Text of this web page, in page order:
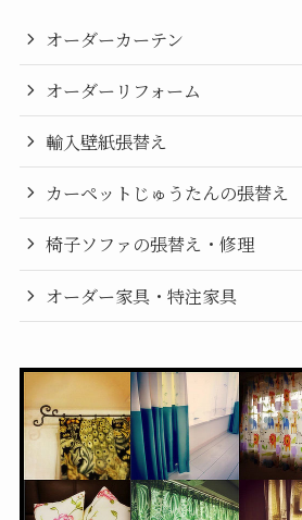
オーダーカーテン
オーダーリフォーム
輸入壁紙張替え
カーペットじゅうたんの張替え
椅子ソファの張替え・修理
オーダー家具・特注家具